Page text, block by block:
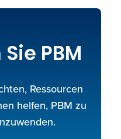
PBM
Ressourcen
helfen, PBM zu